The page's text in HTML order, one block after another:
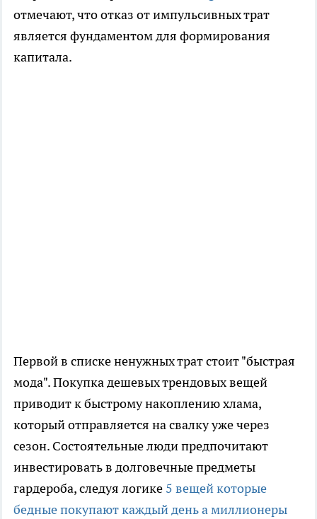
отмечают, что отказ от импульсивных трат
является фундаментом для формирования
капитала.
Первой в списке ненужных трат стоит "быстрая
мода". Покупка дешевых трендовых вещей
приводит к быстрому накоплению хлама,
который отправляется на свалку уже через
сезон. Состоятельные люди предпочитают
инвестировать в долговечные предметы
гардероба, следуя логике 5 вещей которые
бедные покупают каждый день а миллионеры